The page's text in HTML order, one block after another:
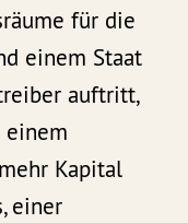
für die
einem Staat
auftritt,
einem
Kapital
einer